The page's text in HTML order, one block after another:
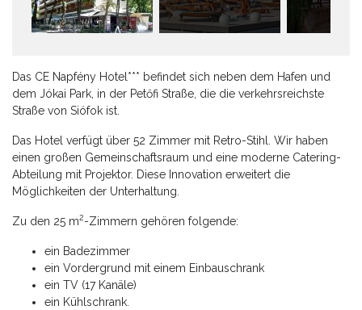
Das CE Napfény Hotel*** befindet sich neben dem Hafen und
dem Jókai Park, in der Petőfi Straße, die die verkehrsreichste
Straße von Siófok ist.
Das Hotel verfügt über 52 Zimmer mit Retro-Stihl. Wir haben
einen großen Gemeinschaftsraum und eine moderne Catering-
Abteilung mit Projektor. Diese Innovation erweitert die
Möglichkeiten der Unterhaltung.
Zu den 25 m2-Zimmern gehören folgende:
ein Badezimmer
ein Vordergrund mit einem Einbauschrank
ein TV (17 Kanäle)
ein Kühlschrank.